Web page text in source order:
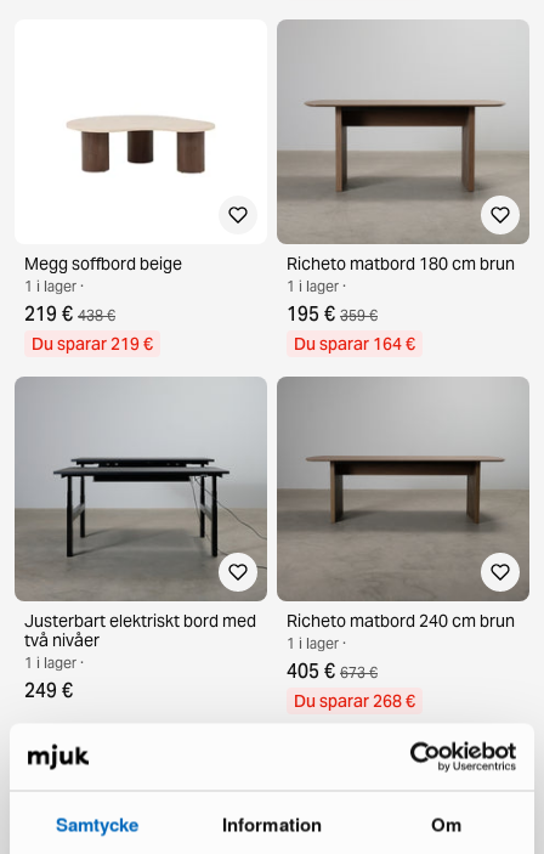
Samtycke Information Om
Megg soffbord beige
1 i lager ·
219 € 438 €
Du sparar 219 €
Richeto matbord 180 cm brun
1 i lager ·
195 € 359 €
Du sparar 164 €
Justerbart elektriskt bord med
två nivåer
1 i lager ·
249 €
Richeto matbord 240 cm brun
1 i lager ·
405 € 673 €
Du sparar 268 €